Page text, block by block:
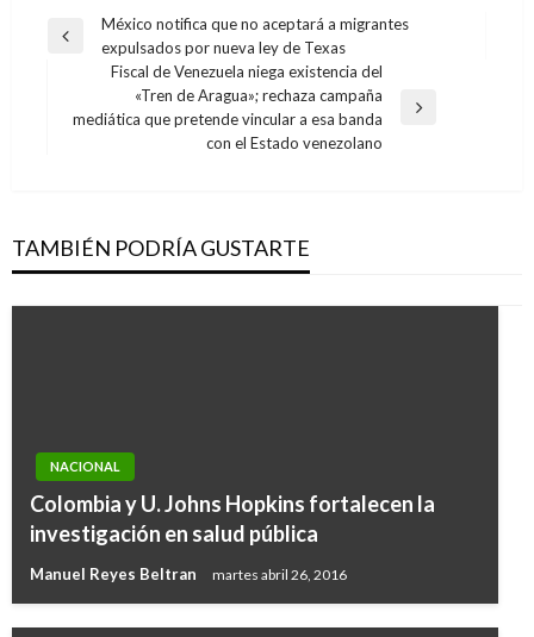
Navegación
entradas
Entrada
México notifica que no aceptará a migrantes
expulsados por nueva ley de Texas
Entrada
Fiscal de Venezuela niega existencia del
«Tren de Aragua»; rechaza campaña
mediática que pretende vincular a esa banda
con el Estado venezolano
TAMBIÉN PODRÍA GUSTARTE
NACIONAL
Colombia y U. Johns Hopkins fortalecen la
investigación en salud pública
Manuel Reyes Beltran martes abril 26, 2016